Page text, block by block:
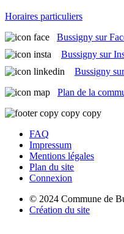
Horaires particuliers
Bussigny sur
Bussigny sur
Bussigny
Plan de la
FAQ
Impressum
Mentions légales
Plan du site
Connexion
© 2024 Commune de
Création du site